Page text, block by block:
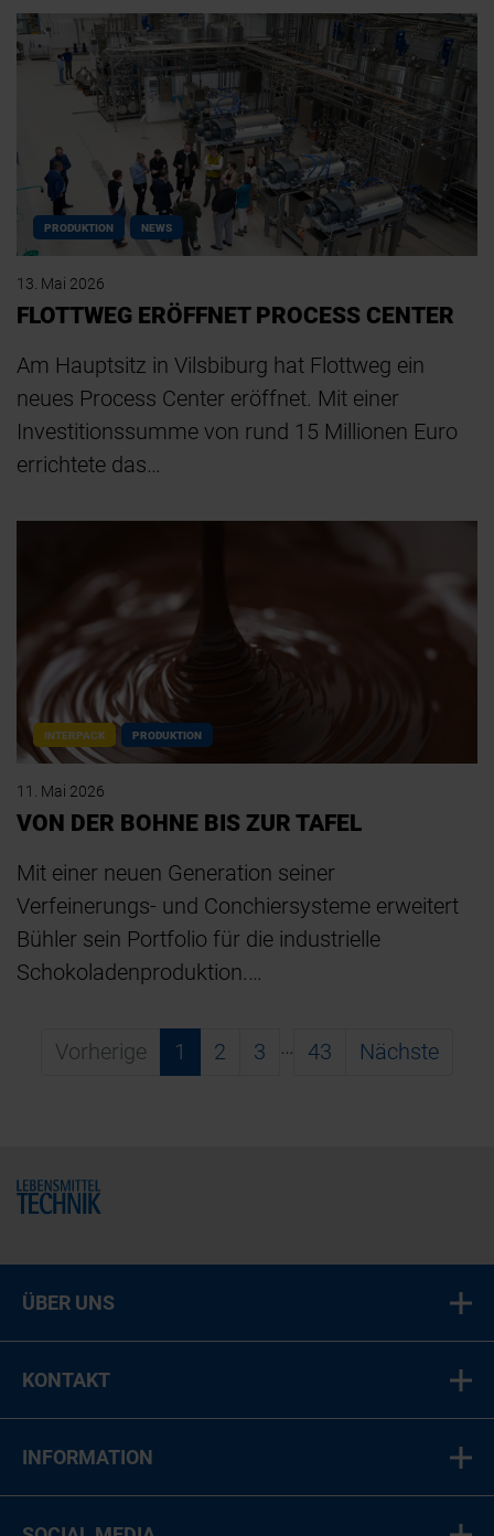
PRODUKTION NEWS
13. Mai 2026
FLOTTWEG ERÖFFNET PROCESS CENTER
Am Hauptsitz in Vilsbiburg hat Flottweg ein
neues Process Center eröffnet. Mit einer
Investitionssumme von rund 15 Millionen Euro
errichtete das…
INTERPACK PRODUKTION
11. Mai 2026
VON DER BOHNE BIS ZUR TAFEL
Mit einer neuen Generation seiner
Verfeinerungs- und Conchiersysteme erweitert
Bühler sein Portfolio für die industrielle
Schokoladenproduktion.…
Vorherige 1 2 3 … 43 Nächste
Home
ÜBER UNS
KONTAKT
INFORMATION